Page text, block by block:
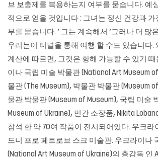
브 보충제를 복용하는지 여부를 묻습니다. 예
적으로 얻을 것입니다 : 그녀는 정신 건강과 가
부를 묻습니다. ‘ 그는 계속해서 ‘그러나 더 많
우리는이 터널을 통해 여행 할 수도 있습니다.
계산에 따르면, 그것은 항해 가능할 수 있기
이나 국립 미술 박물관 (National Art Museum
물관 (The Museum), 박물관 박물관 (Museum
물관 박물관 (Museum of Museum), 국립 미술
Museum of Ukraine), 민간 소장품, Nikita
참석 한 약 70여 작품이 전시되어있다. 우크라
드니 프로 페트로브 스크 미술관. 우크라이나
(National Art Museum of Ukraine)의 총감독 인